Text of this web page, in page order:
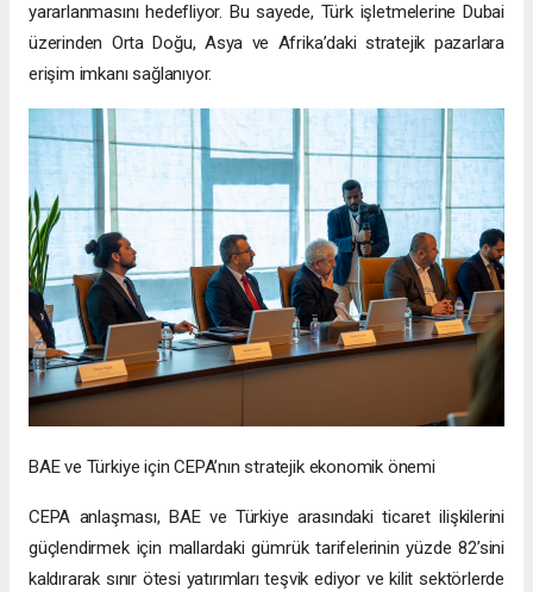
yararlanmasını hedefliyor. Bu sayede, Türk işletmelerine Dubai
üzerinden Orta Doğu, Asya ve Afrika’daki stratejik pazarlara
erişim imkanı sağlanıyor.
BAE ve Türkiye için CEPA’nın stratejik ekonomik önemi
CEPA anlaşması, BAE ve Türkiye arasındaki ticaret ilişkilerini
güçlendirmek için mallardaki gümrük tarifelerinin yüzde 82’sini
kaldırarak sınır ötesi yatırımları teşvik ediyor ve kilit sektörlerde